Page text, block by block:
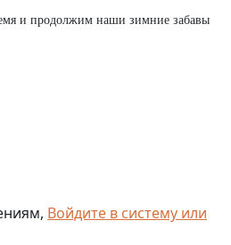
и продолжим наши зимние забавы
Войдите в систему или